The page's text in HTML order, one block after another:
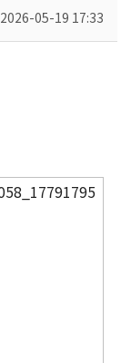
2026-05-19 17:33